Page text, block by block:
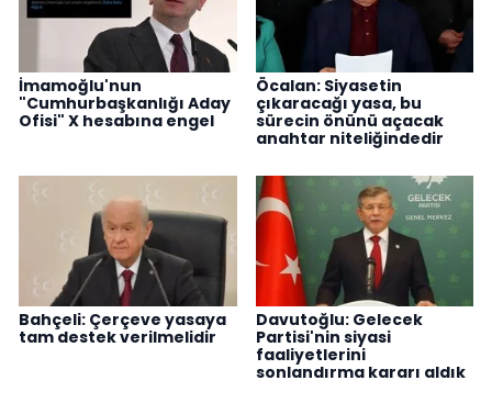
İmamoğlu'nun
"Cumhurbaşkanlığı Aday
Ofisi" X hesabına engel
Öcalan: Siyasetin
çıkaracağı yasa, bu
sürecin önünü açacak
anahtar niteliğindedir
Bahçeli: Çerçeve yasaya
tam destek verilmelidir
Davutoğlu: Gelecek
Partisi'nin siyasi
faaliyetlerini
sonlandırma kararı aldık